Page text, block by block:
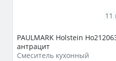
PAULMARK Holstein
антрацит
Смеситель кухонный
11